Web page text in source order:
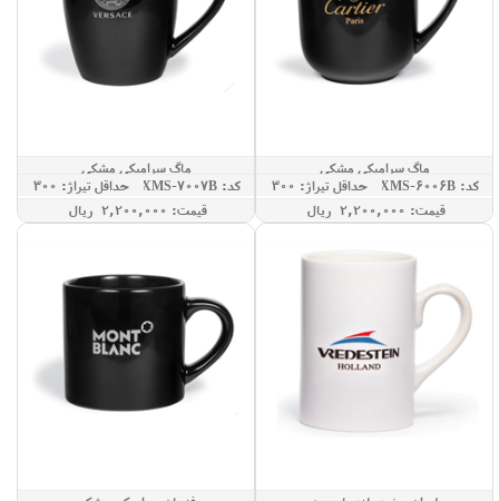
ماگ سرامیکی مشکی
کد: XMS-6006B
حداقل تيراژ: 300
قيمت: 2,200,000 ريال
ماگ سرامیکی مشکی
کد: XMS-7007B
حداقل تيراژ: 300
قيمت: 2,200,000 ريال